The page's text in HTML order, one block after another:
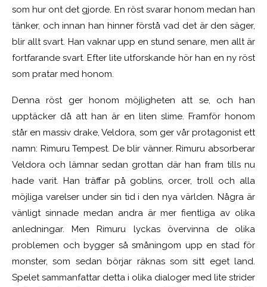
som hur ont det gjorde. En röst svarar honom medan han
tänker, och innan han hinner förstå vad det är den säger,
blir allt svart. Han vaknar upp en stund senare, men allt är
fortfarande svart. Efter lite utforskande hör han en ny röst
som pratar med honom.
Denna röst ger honom möjligheten att se, och han
upptäcker då att han är en liten slime. Framför honom
står en massiv drake, Veldora, som ger vår protagonist ett
namn: Rimuru Tempest. De blir vänner. Rimuru absorberar
Veldora och lämnar sedan grottan där han fram tills nu
hade varit. Han träffar på goblins, orcer, troll och alla
möjliga varelser under sin tid i den nya världen. Några är
vänligt sinnade medan andra är mer fientliga av olika
anledningar. Men Rimuru lyckas övervinna de olika
problemen och bygger så småningom upp en stad för
monster, som sedan börjar räknas som sitt eget land.
Spelet sammanfattar detta i olika dialoger med lite strider